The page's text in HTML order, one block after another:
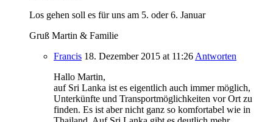
Los gehen soll es für uns am 5. oder 6. Januar
Gruß Martin & Familie
Francis 18. Dezember 2015 at 11:26 Antworten
Hallo Martin,
auf Sri Lanka ist es eigentlich auch immer möglich,
Unterkünfte und Transportmöglichkeiten vor Ort zu
finden. Es ist aber nicht ganz so komfortabel wie in